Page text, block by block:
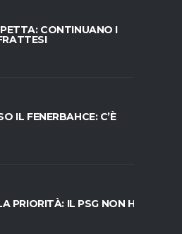
CONTINUANO I
IL FENERBAHCE: C’È
PRIORITÀ: IL PSG NON HA IL